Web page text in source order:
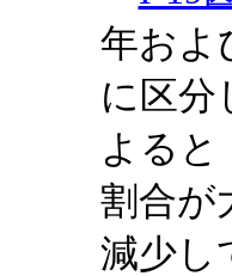
年およ
に区分
よると
割合が
減少し